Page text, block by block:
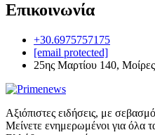
Επικοινωνία
+30.6975757175
[email protected]
25ης Μαρτίου 140,
Αξιόπιστες ειδήσεις, με
Μείνετε ενημερωμένοι για όλα